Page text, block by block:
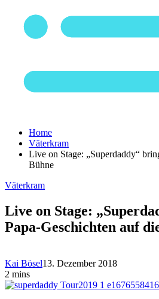
Home
Väterkram
Live on Stage: „Superdaddy“
Bühne
Väterkram
Live on Stage:
Papa-Geschichten auf
Kai Bösel13. Dezember 2018
2 mins